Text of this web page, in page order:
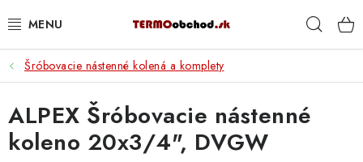
na
VYKUROVANIE
ROZVOD VODY A KÚRENIA
ODPAD A KANALIZÁCIA
Šróbovacie nástenné kolená a komplety
ALPEX Šróbovacie nástenné
koleno 20x3/4", DVGW